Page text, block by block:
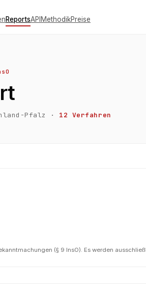
ReportsAPIMethodikPreise
Pfalz · 12 Verfahren
(§ 9 InsO). Es werden